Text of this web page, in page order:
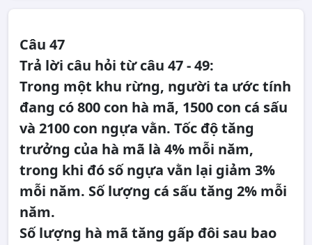
Câu 47
Trả lời câu hỏi từ câu 47 - 49:
Trong một khu rừng, người ta ước tính
đang có 800 con hà mã, 1500 con cá sấu
và 2100 con ngựa vằn. Tốc độ tăng
trưởng của hà mã là 4% mỗi năm,
trong khi đó số ngựa vằn lại giảm 3%
mỗi năm. Số lượng cá sấu tăng 2% mỗi
năm.
Số lượng hà mã tăng gấp đôi sau bao